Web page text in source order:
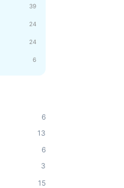
39
24
24
6
6
13
6
3
15